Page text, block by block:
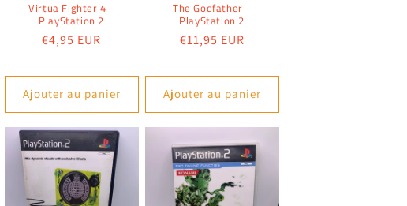
Virtua Fighter 4 -
PlayStation 2
Prix
€4,95 EUR
Ajouter au panier
The Godfather -
PlayStation 2
Prix
€11,95 EUR
Ajouter au panier